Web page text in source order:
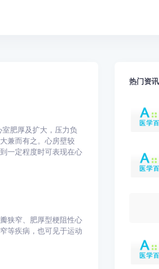
肥厚及扩大，压力负
兼而有之。心房壁较
一定程度时可表现在心
狭窄、肥厚型梗阻性心
等疾病，也可见于运动
热门资讯